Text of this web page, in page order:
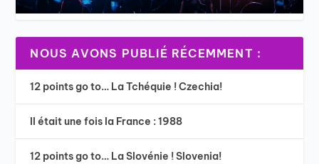
NOUS AVONS PUBLIÉ RÉCEMMENT :
12 points go to… La Tchéquie ! Czechia!
Il était une fois la France : 1988
12 points go to… La Slovénie ! Slovenia!